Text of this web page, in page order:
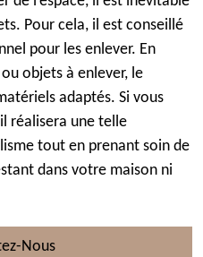
Pour cela, il est conseillé
pour les enlever. En
objets à enlever, le
adaptés. Si vous
réalisera une telle
tout en prenant soin de
dans votre maison ni
Nous